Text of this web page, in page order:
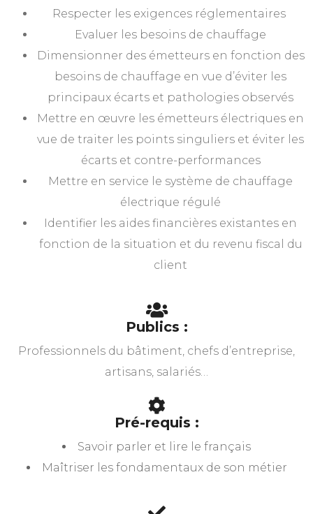
Respecter les exigences réglementaires
Evaluer les besoins de chauffage
Dimensionner des émetteurs en fonction des
besoins de chauffage en vue d’éviter les
principaux écarts et pathologies observés
Mettre en œuvre les émetteurs électriques en
vue de traiter les points singuliers et éviter les
écarts et contre-performances
Mettre en service le système de chauffage
électrique régulé
Identifier les aides financières existantes en
fonction de la situation et du revenu fiscal du
client
Publics :
Professionnels du bâtiment, chefs d’entreprise,
artisans, salariés…
Pré-requis :
Savoir parler et lire le français
Maîtriser les fondamentaux de son métier